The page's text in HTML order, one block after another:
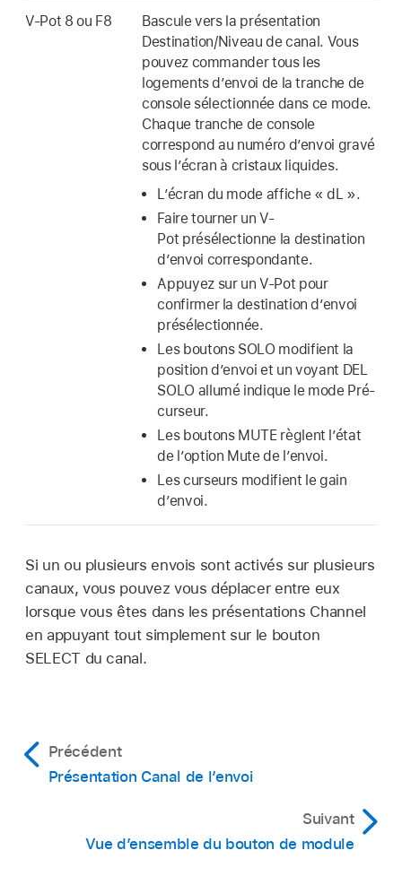
V-Pot 8 ou F8
Bascule vers la présentation
Destination/Niveau de canal. Vous
pouvez commander tous les
logements d’envoi de la tranche de
console sélectionnée dans ce mode.
Chaque tranche de console
correspond au numéro d’envoi gravé
sous l’écran à cristaux liquides.
L’écran du mode affiche « dL ».
Faire tourner un V-
Pot présélectionne la destination
d’envoi correspondante.
Appuyez sur un V-Pot pour
confirmer la destination d’envoi
présélectionnée.
Les boutons SOLO modifient la
position d’envoi et un voyant DEL
SOLO allumé indique le mode Pré-
curseur.
Les boutons MUTE règlent l’état
de l’option Mute de l’envoi.
Les curseurs modifient le gain
d’envoi.
Si un ou plusieurs envois sont activés sur plusieurs
canaux, vous pouvez vous déplacer entre eux
lorsque vous êtes dans les présentations Channel
en appuyant tout simplement sur le bouton
SELECT du canal.
Précédent
Présentation Canal de l’envoi
Suivant
Vue d’ensemble du bouton de module